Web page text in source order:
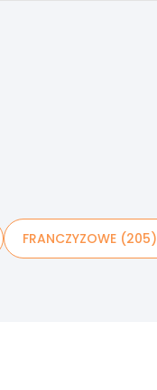
FRANCZYZOWE (205)